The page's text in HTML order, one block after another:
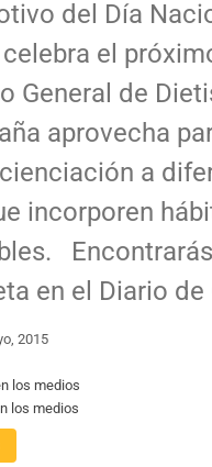
del Día
el
General de
aprovecha
a
incorporen
en el Diario
2015
los medios
los medios